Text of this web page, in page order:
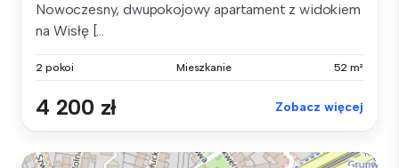
Nowoczesny, dwupokojowy apartament z widokiem
na Wisłę [...
2 pokoi Mieszkanie 52 m²
4 200 zł Zobacz więcej